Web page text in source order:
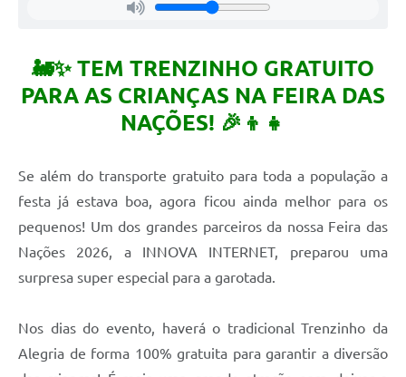
🚂✨ TEM TRENZINHO GRATUITO
PARA AS CRIANÇAS NA FEIRA DAS
NAÇÕES! 🎉👦👧
Se além do transporte gratuito para toda a população a
festa já estava boa, agora ficou ainda melhor para os
pequenos! Um dos grandes parceiros da nossa Feira das
Nações 2026, a INNOVA INTERNET, preparou uma
surpresa super especial para a garotada.
Nos dias do evento, haverá o tradicional Trenzinho da
Alegria de forma 100% gratuita para garantir a diversão